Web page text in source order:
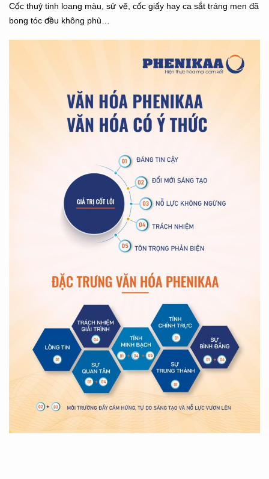
Cốc thuỷ tinh loang màu, sứ vẽ, cốc giấy hay ca sắt tráng men đã
bong tóc đều không phù…